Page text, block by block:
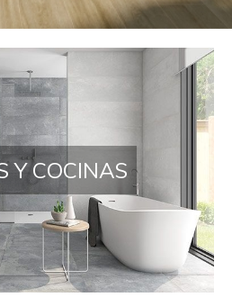
|
Y COCINAS